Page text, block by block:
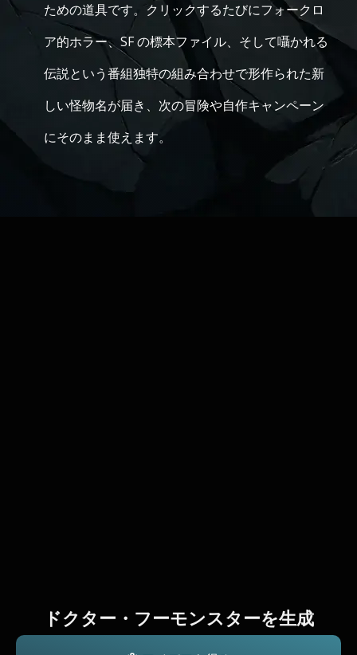
ための道具です。クリックするたびにフォークロ
ア的ホラー、SF の標本ファイル、そして囁かれる
伝説という番組独特の組み合わせで形作られた新
しい怪物名が届き、次の冒険や自作キャンペーン
にそのまま使えます。
ドクター・フーモンスターを生成